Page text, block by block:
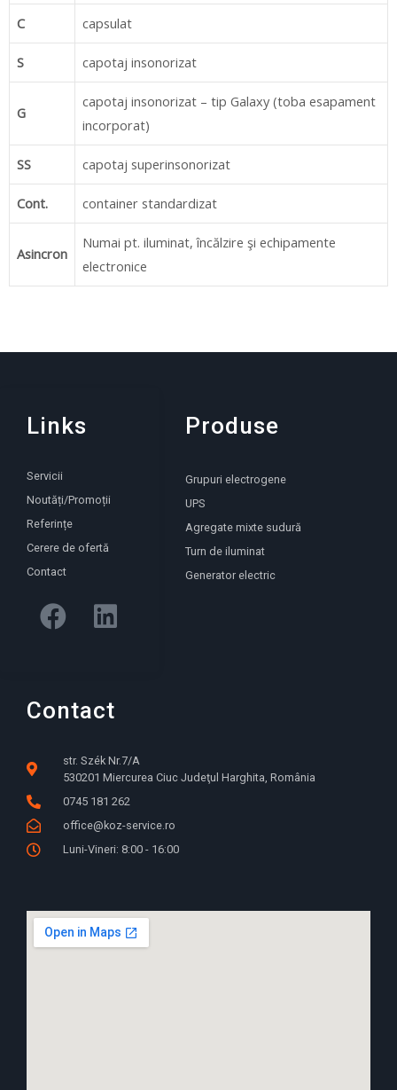
C capsulat
S capotaj insonorizat
G
capotaj insonorizat – tip Galaxy (toba esapament
incorporat)
SS capotaj superinsonorizat
Cont. container standardizat
Asincron
Numai pt. iluminat, încălzire şi echipamente
electronice
Links
Servicii
Noutăți/Promoții
Referințe
Cerere de ofertă
Contact
Produse
Grupuri electrogene
UPS
Agregate mixte sudură
Turn de iluminat
Generator electric
Contact
str. Szék Nr.7/A
530201 Miercurea Ciuc Judeţul Harghita, România
0745 181 262
office@koz-service.ro
Luni-Vineri: 8:00 - 16:00